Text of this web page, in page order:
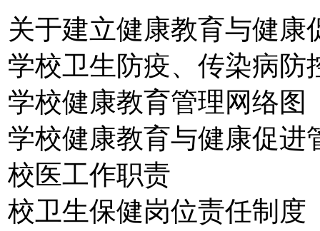
关于建立健康教育与健
学校卫生防疫、传染病防
学校健康教育管理网络图
学校健康教育与健康促进
校医工作职责
校卫生保健岗位责任制度